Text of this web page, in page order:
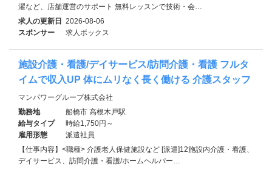
濯など、店舗運営のサポート 無料レッスンで技術・会…
求人の更新日 2026-08-06
スポンサー
求人ボックス
施設介護・看護/デイサービス/訪問介護・看護 フルタ
イムで収入UP 体にムリなく長く働ける 介護スタッフ
マンパワーグループ株式会社
勤務地
船橋市 高根木戸駅
給与タイプ
時給1,750円～
雇用形態
派遣社員
【仕事内容】<職種> 介護老人保健施設など [派遣]12施設内介護・看護、
デイサービス、訪問介護・看護/ホームヘルパー…